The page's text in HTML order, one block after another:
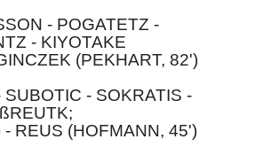
- POGATETZ -
- KIYOTAKE
(PEKHART, 82')
- SOKRATIS -
REUS (HOFMANN, 45')